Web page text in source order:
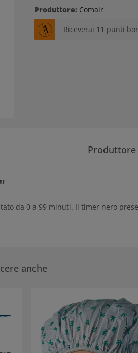
Produttore: Comair
Riceverai 11 punti
Produttore
da 0 a 99 minuti. Il timer nero
anche